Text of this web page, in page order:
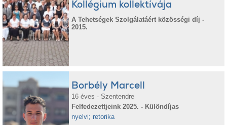
Kollégium kollektívája
A Tehetségek Szolgálatáért közösségi díj -
2015.
Borbély Marcell
16 éves - Szentendre
Felfedezettjeink 2025. - Különdíjas
nyelvi; retorika